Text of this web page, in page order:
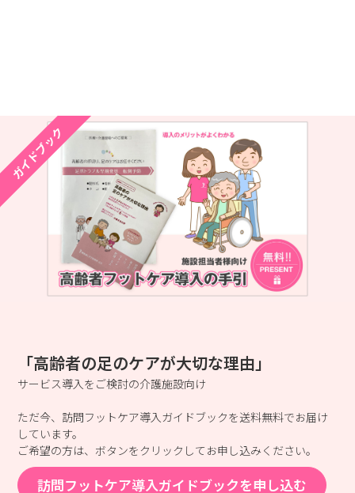
「高齢者の足のケアが大切な理由」
サービス導入をご検討の介護施設向け
ただ今、訪問フットケア導入ガイドブックを送料無料でお届け
しています。
ご希望の方は、ボタンをクリックしてお申し込みください。
訪問フットケア導入ガイドブックを申し込む
ガイドブック